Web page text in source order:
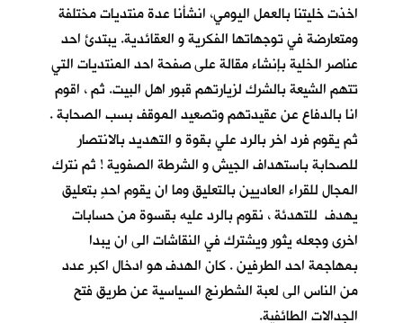
اخذت خليتنا بالعمل اليومي، انشأنا عدة منتديات مختلفة
ومتعارضة في توجهاتها الفكرية و العقائدية. يبتدئ احد
عناصر الخلية بإنشاء مقالة على صفحة احد المنتديات التي
تتهم الشيعة بالشرك لزيارتهم قبور اهل البيت. ثم ، اقوم
انا بالدفاع عن عقيدتهم وتصعيد الموقف بسب الصحابة .
ثم يقوم فرد اخر بالرد علي بقوة و التهديد بالانتصار
للصحابة باستهداف الجيش و الشرطة الصفوية ! ثم نترك
المجال للقراء العاديين بالتعليق وما ان يقوم احدٍ بتعليق
يهدف للتهدئة ، نقوم بالرد عليه بقسوة من حسابات
اخرى وجعله يثور ويشترك في النقاشات الى ان يبدا
بمهاجمة احد الطرفين . كان الهدف هو ادخال اكبر عدد
من الناس الى لعبة الشطرنج السياسية عن طريق فتح
الجدالات الطائفية.